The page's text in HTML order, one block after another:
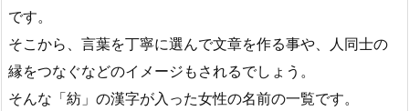
です。
そこから、言葉を丁寧に選んで文章を作る事や、人同士の
縁をつなぐなどのイメージもされるでしょう。
そんな「紡」の漢字が入った女性の名前の一覧です。